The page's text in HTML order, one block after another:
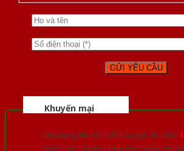
Khuyến mại
Quà tặng đồ nội thất trang trí lên đến
Giảm trực tiếp khi mua đơn hàng lớn